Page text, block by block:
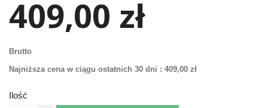
409,00 zł
Brutto
Najniższa cena w ciągu ostatnich 30 dni : 409,00 zł
Ilość